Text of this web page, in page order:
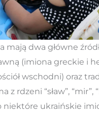
mają dwa główne
(imiona greckie i
wschodni) oraz
z rdzeni “sław”, “mir”,
niektóre ukraińskie